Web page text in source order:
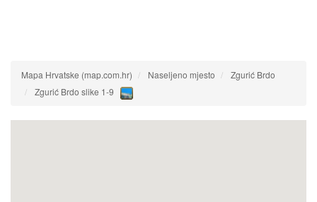
Mapa Hrvatske (map.com.hr) Naseljeno mjesto
Zgurić Brdo
Zgurić Brdo slike 1-9